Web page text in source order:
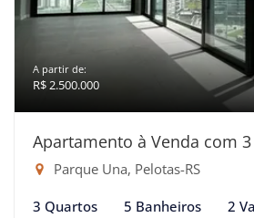
A partir de:
R$ 2.500.000
Apartamento à Venda com
Parque Una, Pelotas-RS
3 Quartos 5 Banheiros 2